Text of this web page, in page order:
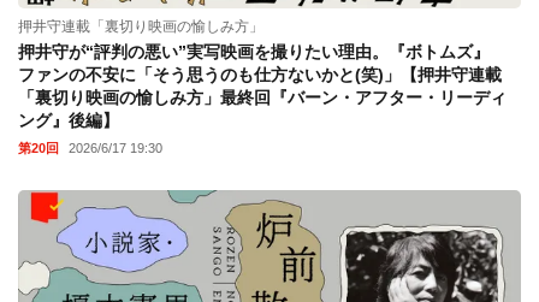
押井守連載「裏切り映画の愉しみ方」
押井守が“評判の悪い”実写映画を撮りたい理由。『ボトムズ』
ファンの不安に「そう思うのも仕方ないかと(笑)」【押井守連載
「裏切り映画の愉しみ方」最終回『バーン・アフター・リーディ
ング』後編】
第20回 2026/6/17 19:30